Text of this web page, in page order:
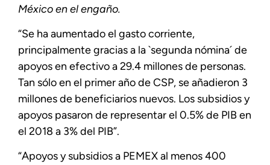
México en el engaño.
“Se ha aumentado el gasto corriente,
principalmente gracias a la `segunda nómina´ de
apoyos en efectivo a 29.4 millones de personas.
Tan sólo en el primer año de CSP, se añadieron 3
millones de beneficiarios nuevos. Los subsidios y
apoyos pasaron de representar el 0.5% de PIB en
el 2018 a 3% del PIB”.
“Apoyos y subsidios a PEMEX al menos 400